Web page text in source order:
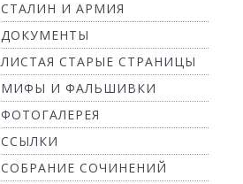
СТАЛИН И АРМИЯ
ДОКУМЕНТЫ
ЛИСТАЯ СТАРЫЕ СТРАНИЦЫ
МИФЫ И ФАЛЬШИВКИ
ФОТОГАЛЕРЕЯ
ССЫЛКИ
СОБРАНИЕ СОЧИНЕНИЙ